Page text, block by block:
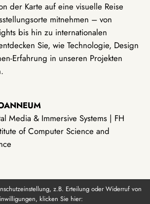
der Karte auf eine visuelle Reise
mitnehmen – von
bis hin zu internationalen
Sie, wie Technologie, Design
Erfahrung in unseren Projekten
Media & Immersive Systems | FH
of Computer Science and
z.B. Erteilung oder Widerruf von
klicken Sie hier: